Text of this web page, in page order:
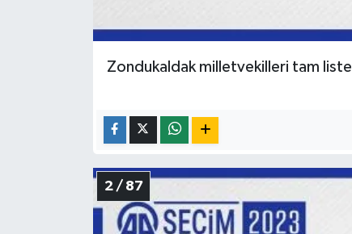
Zondukaldak milletvekilleri tam liste
2 / 87